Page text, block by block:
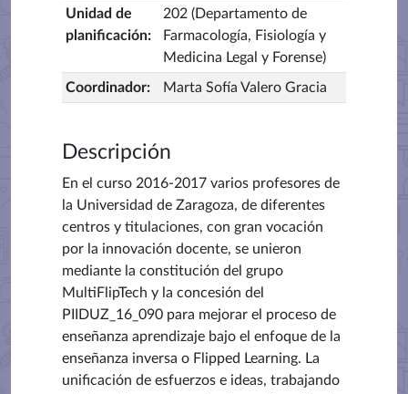
Unidad de
planificación:
202 (Departamento de
Farmacología, Fisiología y
Medicina Legal y Forense)
Coordinador: Marta Sofía Valero Gracia
Descripción
En el curso 2016-2017 varios profesores de
la Universidad de Zaragoza, de diferentes
centros y titulaciones, con gran vocación
por la innovación docente, se unieron
mediante la constitución del grupo
MultiFlipTech y la concesión del
PIIDUZ_16_090 para mejorar el proceso de
enseñanza aprendizaje bajo el enfoque de la
enseñanza inversa o Flipped Learning. La
unificación de esfuerzos e ideas, trabajando